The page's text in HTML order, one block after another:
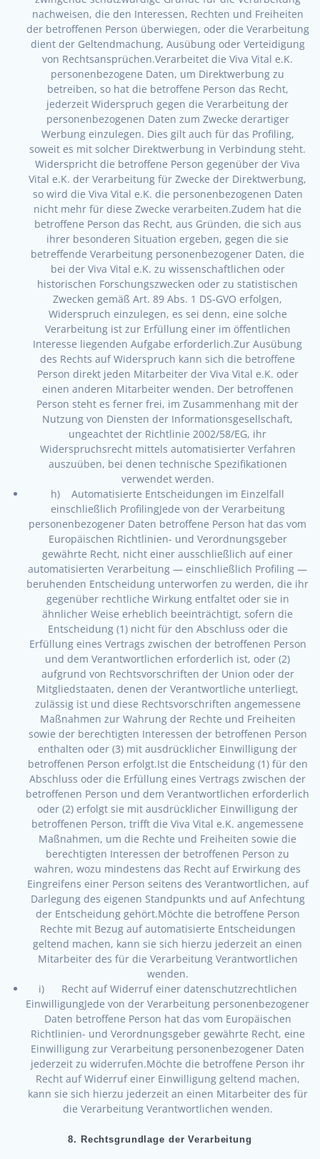
nachweisen, die den Interessen, Rechten und Freiheiten
der betroffenen Person überwiegen, oder die Verarbeitung
dient der Geltendmachung, Ausübung oder Verteidigung
von Rechtsansprüchen.Verarbeitet die Viva Vital e.K.
personenbezogene Daten, um Direktwerbung zu
betreiben, so hat die betroffene Person das Recht,
jederzeit Widerspruch gegen die Verarbeitung der
personenbezogenen Daten zum Zwecke derartiger
Werbung einzulegen. Dies gilt auch für das Profiling,
soweit es mit solcher Direktwerbung in Verbindung steht.
Widerspricht die betroffene Person gegenüber der Viva
Vital e.K. der Verarbeitung für Zwecke der Direktwerbung,
so wird die Viva Vital e.K. die personenbezogenen Daten
nicht mehr für diese Zwecke verarbeiten.Zudem hat die
betroffene Person das Recht, aus Gründen, die sich aus
ihrer besonderen Situation ergeben, gegen die sie
betreffende Verarbeitung personenbezogener Daten, die
bei der Viva Vital e.K. zu wissenschaftlichen oder
historischen Forschungszwecken oder zu statistischen
Zwecken gemäß Art. 89 Abs. 1 DS-GVO erfolgen,
Widerspruch einzulegen, es sei denn, eine solche
Verarbeitung ist zur Erfüllung einer im öffentlichen
Interesse liegenden Aufgabe erforderlich.Zur Ausübung
des Rechts auf Widerspruch kann sich die betroffene
Person direkt jeden Mitarbeiter der Viva Vital e.K. oder
einen anderen Mitarbeiter wenden. Der betroffenen
Person steht es ferner frei, im Zusammenhang mit der
Nutzung von Diensten der Informationsgesellschaft,
ungeachtet der Richtlinie 2002/58/EG, ihr
Widerspruchsrecht mittels automatisierter Verfahren
auszuüben, bei denen technische Spezifikationen
verwendet werden.
h) Automatisierte Entscheidungen im Einzelfall
einschließlich ProfilingJede von der Verarbeitung
personenbezogener Daten betroffene Person hat das vom
Europäischen Richtlinien- und Verordnungsgeber
gewährte Recht, nicht einer ausschließlich auf einer
automatisierten Verarbeitung — einschließlich Profiling —
beruhenden Entscheidung unterworfen zu werden, die ihr
gegenüber rechtliche Wirkung entfaltet oder sie in
ähnlicher Weise erheblich beeinträchtigt, sofern die
Entscheidung (1) nicht für den Abschluss oder die
Erfüllung eines Vertrags zwischen der betroffenen Person
und dem Verantwortlichen erforderlich ist, oder (2)
aufgrund von Rechtsvorschriften der Union oder der
Mitgliedstaaten, denen der Verantwortliche unterliegt,
zulässig ist und diese Rechtsvorschriften angemessene
Maßnahmen zur Wahrung der Rechte und Freiheiten
sowie der berechtigten Interessen der betroffenen Person
enthalten oder (3) mit ausdrücklicher Einwilligung der
betroffenen Person erfolgt.Ist die Entscheidung (1) für den
Abschluss oder die Erfüllung eines Vertrags zwischen der
betroffenen Person und dem Verantwortlichen erforderlich
oder (2) erfolgt sie mit ausdrücklicher Einwilligung der
betroffenen Person, trifft die Viva Vital e.K. angemessene
Maßnahmen, um die Rechte und Freiheiten sowie die
berechtigten Interessen der betroffenen Person zu
wahren, wozu mindestens das Recht auf Erwirkung des
Eingreifens einer Person seitens des Verantwortlichen, auf
Darlegung des eigenen Standpunkts und auf Anfechtung
der Entscheidung gehört.Möchte die betroffene Person
Rechte mit Bezug auf automatisierte Entscheidungen
geltend machen, kann sie sich hierzu jederzeit an einen
Mitarbeiter des für die Verarbeitung Verantwortlichen
wenden.
i) Recht auf Widerruf einer datenschutzrechtlichen
EinwilligungJede von der Verarbeitung personenbezogener
Daten betroffene Person hat das vom Europäischen
Richtlinien- und Verordnungsgeber gewährte Recht, eine
Einwilligung zur Verarbeitung personenbezogener Daten
jederzeit zu widerrufen.Möchte die betroffene Person ihr
Recht auf Widerruf einer Einwilligung geltend machen,
kann sie sich hierzu jederzeit an einen Mitarbeiter des für
die Verarbeitung Verantwortlichen wenden.
8. Rechtsgrundlage der Verarbeitung